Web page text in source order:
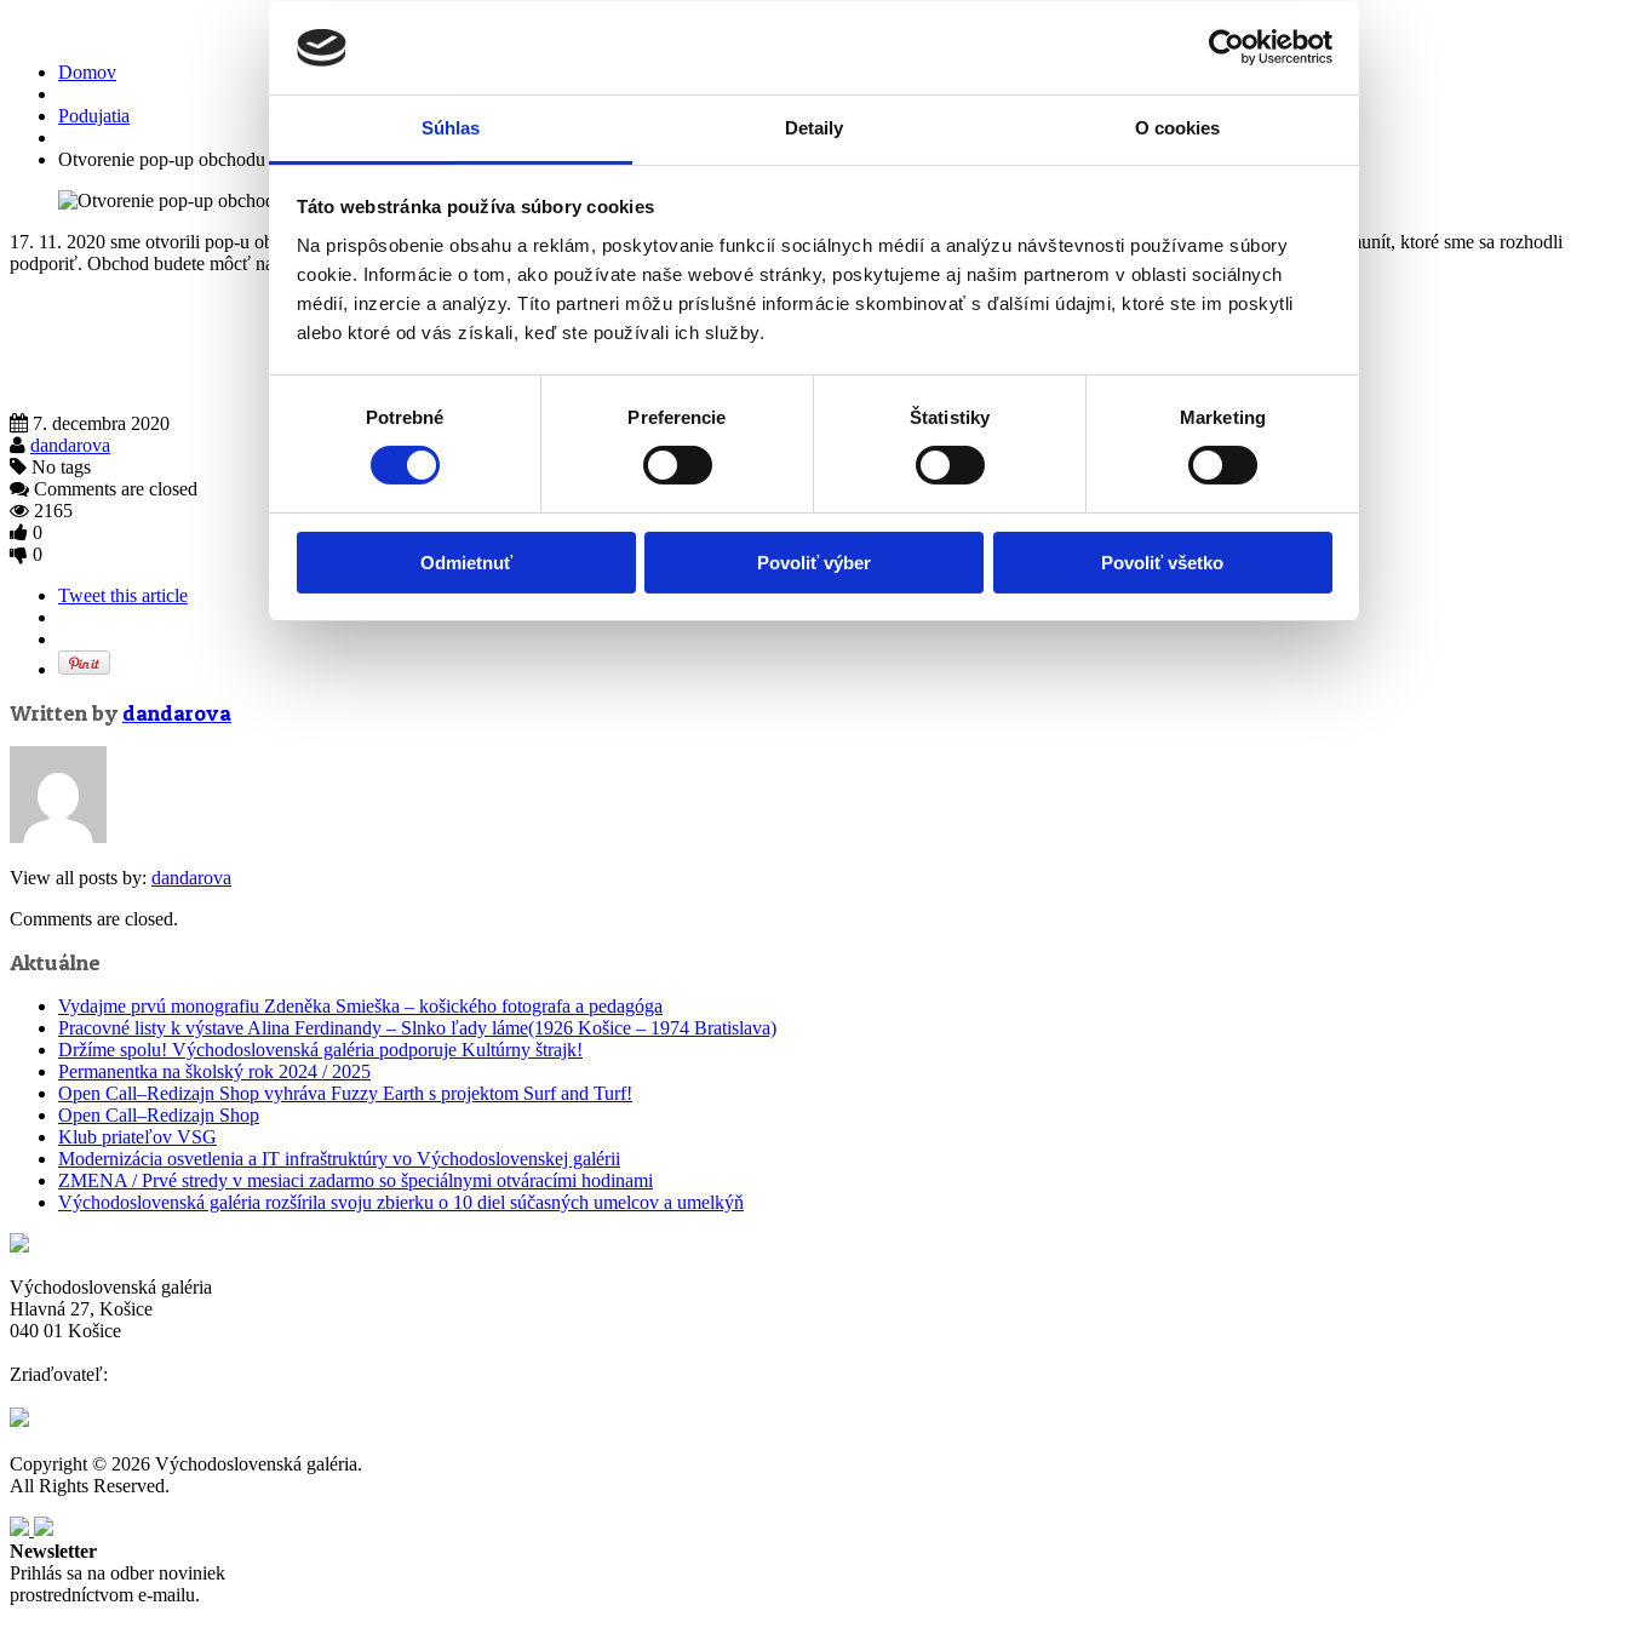
Súhlas Detaily O cookies
Táto webstránka používa súbory cookies
Na prispôsobenie obsahu a reklám, poskytovanie funkcií sociálnych médií a analýzu návštevnosti používame súbory
cookie. Informácie o tom, ako používate naše webové stránky, poskytujeme aj našim partnerom v oblasti sociálnych
médií, inzercie a analýzy. Títo partneri môžu príslušné informácie skombinovať s ďalšími údajmi, ktoré ste im poskytli
alebo ktoré od vás získali, keď ste používali ich služby.
Potrebné Preferencie Štatistiky Marketing
Odmietnuť Povoliť výber Povoliť všetko
Domov
Podujatia
Otvorenie pop-up obchodu VSG
17. 11. 2020 sme otvorili pop-u obchod v priestore Zániku planéty na Hlavnej 27, v ktorom nájdete okrem našich publikácií a darčekových predmetov aj výrobky lokálnych komunít, ktoré sme sa rozhodli
podporiť. Obchod budete môcť navštíviť do konca februára.
7. decembra 2020
dandarova
No tags
Comments are closed
2165
0
0
Tweet this article
Written by dandarova
View all posts by: dandarova
Comments are closed.
Aktuálne
Vydajme prvú monografiu Zdeněka Smieška – košického fotografa a pedagóga
Pracovné listy k výstave Alina Ferdinandy – Slnko ľady láme(1926 Košice – 1974 Bratislava)
Držíme spolu! Východoslovenská galéria podporuje Kultúrny štrajk!
Permanentka na školský rok 2024 / 2025
Open Call–Redizajn Shop vyhráva Fuzzy Earth s projektom Surf and Turf!
Open Call–Redizajn Shop
Klub priateľov VSG
Modernizácia osvetlenia a IT infraštruktúry vo Východoslovenskej galérii
ZMENA / Prvé stredy v mesiaci zadarmo so špeciálnymi otváracími hodinami
Východoslovenská galéria rozšírila svoju zbierku o 10 diel súčasných umelcov a umelkýň
Východoslovenská galéria
Hlavná 27, Košice
040 01 Košice
Zriaďovateľ:
Copyright © 2026 Východoslovenská galéria.
All Rights Reserved.
Newsletter
Prihlás sa na odber noviniek
prostredníctvom e-mailu.